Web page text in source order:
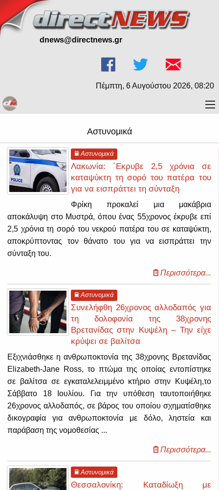
dnews@directnews.gr
Πέμπτη, 6 Αυγούστου 2026, 08:20
Αστυνομικά
Αστυνομικά
Λακωνία: ΄Εκρυβε 2,5 χρόνια σε
καταψύκτη τη σορό του πατέρα του
για να εισπράττει τη σύνταξη
Φρίκη προκαλεί μια μακάβρια
αποκάλυψη στο Μυστρά, όπου ένας 55χρονος έκρυβε επί
2,5 χρόνια τη σορό του νεκρού πατέρα του σε καταψύκτη,
αποκρύπτοντας τον θάνατο του για να εισπράττει την
σύνταξη του.
Περισσότερα...
Αστυνομικά
Συνελήφθη 26χρονος αλλοδαπός για
τη δολοφονία της 38χρονης
Βρετανίδας στην Κυψέλη – Την είχε
κρύψει σε βαλίτσα
Eξιχνιάσθηκε η ανθρωποκτονία της 38χρονης Bρετανίδας
Elizabeth-Jane Ross, το πτώμα της οποίας εντοπίστηκε
σε βαλίτσα σε εγκαταλελειμμένο κτήριο στην Κυψέλη,το
Σάββατο 18 Ιουλίου. Για την υπόθεση ταυτοποιήθηκε
26χρονος αλλοδαπός, σε βάρος του οποίου σχηματίσθηκε
δικογραφία για ανθρωποκτονία με δόλο, ληστεία και
παράβαση της νομοθεσίας ...
Περισσότερα...
Αστυνομικά
Θεσσαλονίκη: Καταδίωξη με